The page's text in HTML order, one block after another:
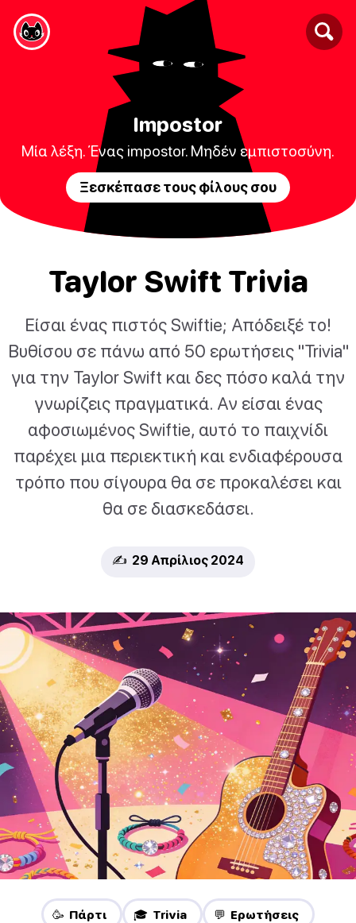
Impostor
Μία λέξη. Ένας impostor. Μηδέν εμπιστοσύνη.
Ξεσκέπασε τους φίλους σου
Taylor Swift Trivia
Είσαι ένας πιστός Swiftie; Απόδειξέ το!
Βυθίσου σε πάνω από 50 ερωτήσεις "Trivia"
για την Taylor Swift και δες πόσο καλά την
γνωρίζεις πραγματικά. Αν είσαι ένας
αφοσιωμένος Swiftie, αυτό το παιχνίδι
παρέχει μια περιεκτική και ενδιαφέρουσα
τρόπο που σίγουρα θα σε προκαλέσει και
θα σε διασκεδάσει.
✍️ 29 Απρίλιος 2024
🥳 Πάρτι 🎓 Trivia 💬 Ερωτήσεις